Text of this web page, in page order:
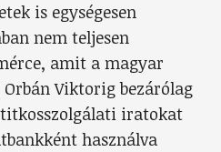
is egységesen
nem teljesen
amit a magyar
Viktorig bezárólag
iratokat
használva